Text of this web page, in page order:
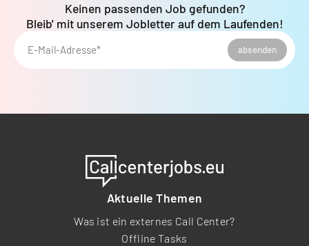
E-Mail-Adresse* absenden
Keinen passenden Job gefunden?
Bleib' mit unserem Jobletter auf dem Laufenden!
Aktuelle Themen
Was ist ein externes Call Center?
Offline Tasks